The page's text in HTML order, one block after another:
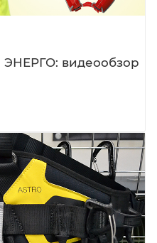
видеообзор